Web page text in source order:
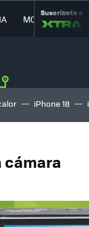
MOVILIDAD
Suscríbete a
iPhone 18
cámara